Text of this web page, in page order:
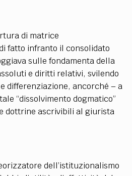
di matrice
fatto infranto il consolidato
sulle fondamenta della
e diritti relativi, svilendo
differenziazione, ancorché – a
“dissolvimento dogmatico”
dottrine ascrivibili al giurista
dell’istituzionalismo